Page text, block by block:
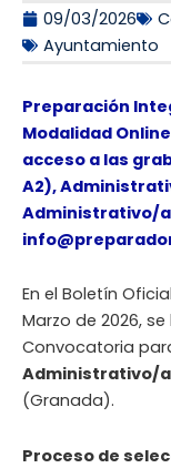
09/03/2026
Ayuntamiento
Preparación
Modalidad
acceso a las
A2),
Administrativo/
En el Boletín
Marzo de 2026,
Convocatoria
Administrativo/a
(Granada).
Proceso de